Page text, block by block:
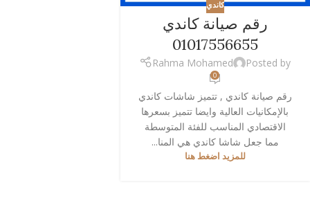
كاندي
رقم صيانة كاندي
01017556655
Posted by
Rahma Mohamed
0
رقم صيانة كاندي , تتميز شاشات كاندي
بالإمكانيات العالية وايضا تتميز بسعرها
الاقتصادي المناسب للفئة المتوسطة
مما جعل شاشا كاندي هي المنا...
للمزيد اضغط هنا